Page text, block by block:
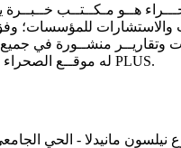
هــو مـكــتــب خــبــرة
والاستشارات للمؤسسات؛
وتقاريــر منشــورة في جميع
له موقــع الصحراء ومنصة الصحراء PLUS.